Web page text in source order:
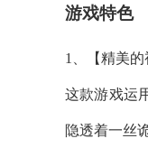
游戏特色
1、【精美的
这款游戏运
隐透着一丝